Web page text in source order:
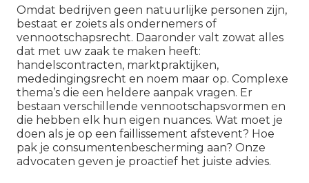
Omdat bedrijven geen natuurlijke personen zijn,
bestaat er zoiets als ondernemers of
vennootschapsrecht. Daaronder valt zowat alles
dat met uw zaak te maken heeft:
handelscontracten, marktpraktijken,
mededingingsrecht en noem maar op. Complexe
thema’s die een heldere aanpak vragen. Er
bestaan verschillende vennootschapsvormen en
die hebben elk hun eigen nuances. Wat moet je
doen als je op een faillissement afstevent? Hoe
pak je consumentenbescherming aan? Onze
advocaten geven je proactief het juiste advies.